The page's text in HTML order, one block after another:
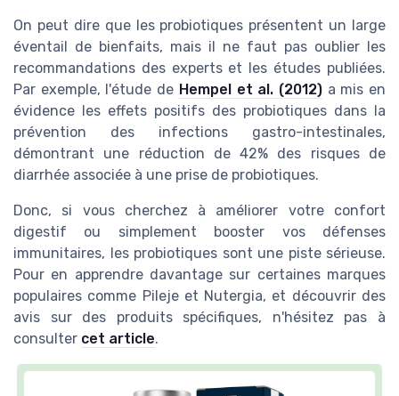
On peut dire que les probiotiques présentent un large
éventail de bienfaits, mais il ne faut pas oublier les
recommandations des experts et les études publiées.
Par exemple, l'étude de Hempel et al. (2012)a mis en
évidence les effets positifs des probiotiques dans la
prévention des infections gastro-intestinales,
démontrant une réduction de 42% des risques de
diarrhée associée à une prise de probiotiques.
Donc, si vous cherchez à améliorer votre confort
digestif ou simplement booster vos défenses
immunitaires, les probiotiques sont une piste sérieuse.
Pour en apprendre davantage sur certaines marques
populaires comme Pileje et Nutergia, et découvrir des
avis sur des produits spécifiques, n'hésitez pas à
consulter cet article.